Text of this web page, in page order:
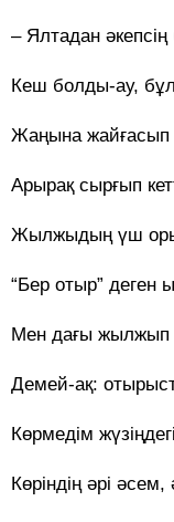
– Ялтадан
Кеш болды-ау,
Жаңына
Арырақ сырғып
Жылжыдың үш
“Бер отыр” деген
Мен дағы жылжып
Демей-ақ:
Көрмедім
Көріндің әрі